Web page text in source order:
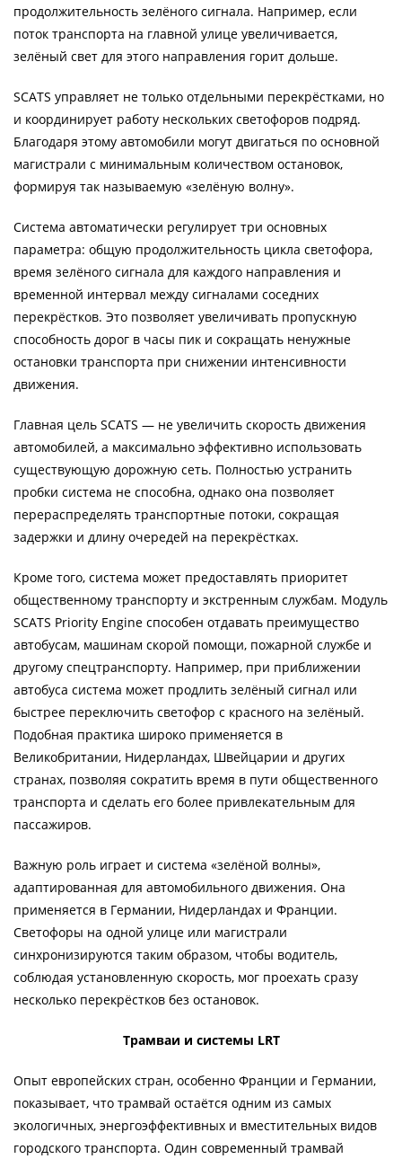
продолжительность зелёного сигнала. Например, если
поток транспорта на главной улице увеличивается,
зелёный свет для этого направления горит дольше.
SCATS управляет не только отдельными перекрёстками, но
и координирует работу нескольких светофоров подряд.
Благодаря этому автомобили могут двигаться по основной
магистрали с минимальным количеством остановок,
формируя так называемую «зелёную волну».
Система автоматически регулирует три основных
параметра: общую продолжительность цикла светофора,
время зелёного сигнала для каждого направления и
временной интервал между сигналами соседних
перекрёстков. Это позволяет увеличивать пропускную
способность дорог в часы пик и сокращать ненужные
остановки транспорта при снижении интенсивности
движения.
Главная цель SCATS — не увеличить скорость движения
автомобилей, а максимально эффективно использовать
существующую дорожную сеть. Полностью устранить
пробки система не способна, однако она позволяет
перераспределять транспортные потоки, сокращая
задержки и длину очередей на перекрёстках.
Кроме того, система может предоставлять приоритет
общественному транспорту и экстренным службам. Модуль
SCATS Priority Engine способен отдавать преимущество
автобусам, машинам скорой помощи, пожарной службе и
другому спецтранспорту. Например, при приближении
автобуса система может продлить зелёный сигнал или
быстрее переключить светофор с красного на зелёный.
Подобная практика широко применяется в
Великобритании, Нидерландах, Швейцарии и других
странах, позволяя сократить время в пути общественного
транспорта и сделать его более привлекательным для
пассажиров.
Важную роль играет и система «зелёной волны»,
адаптированная для автомобильного движения. Она
применяется в Германии, Нидерландах и Франции.
Светофоры на одной улице или магистрали
синхронизируются таким образом, чтобы водитель,
соблюдая установленную скорость, мог проехать сразу
несколько перекрёстков без остановок.
Трамваи и системы LRT
Опыт европейских стран, особенно Франции и Германии,
показывает, что трамвай остаётся одним из самых
экологичных, энергоэффективных и вместительных видов
городского транспорта. Один современный трамвай